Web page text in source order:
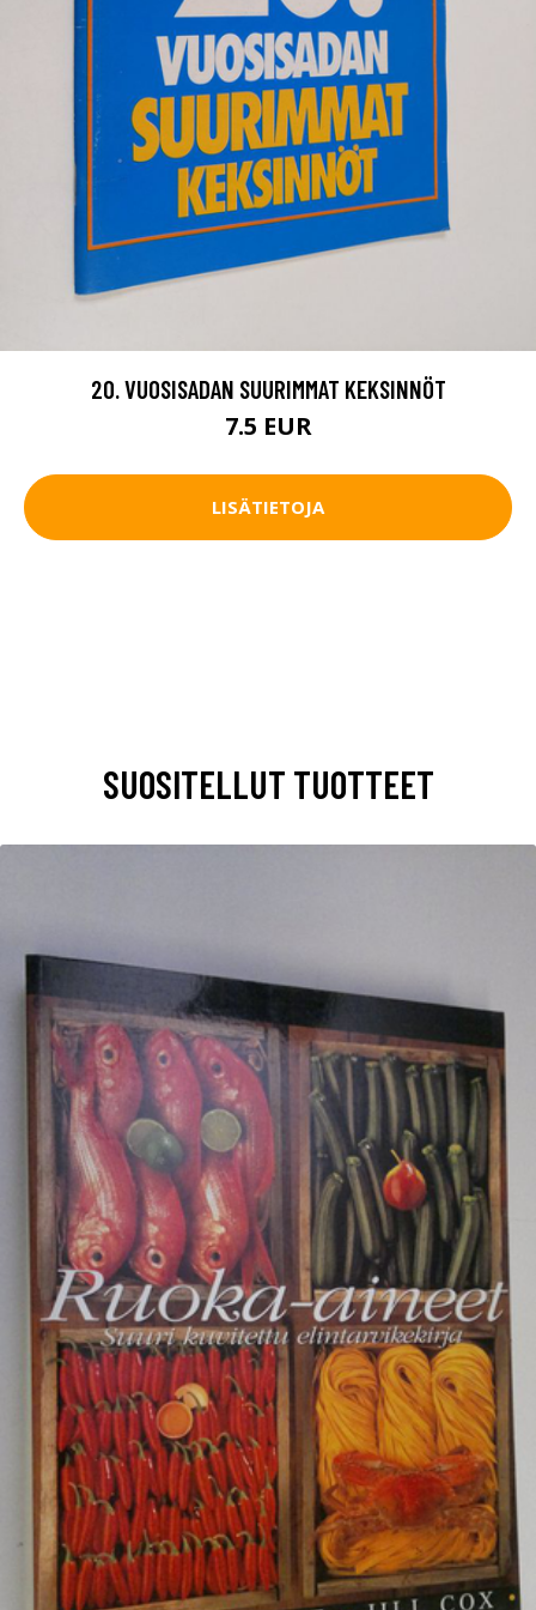
20. VUOSISADAN SUURIMMAT KEKSINNÖT
7.5 EUR
LISÄTIETOJA
SUOSITELLUT TUOTTEET